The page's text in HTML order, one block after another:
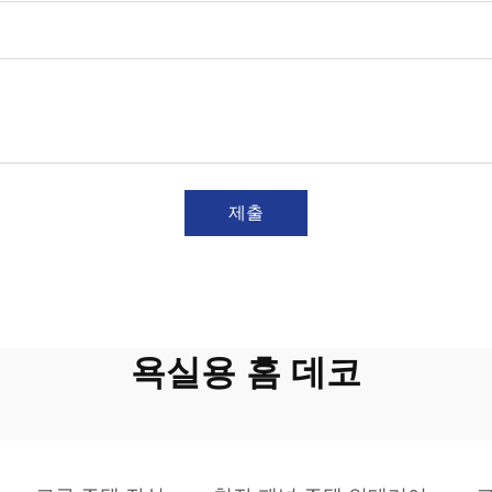
제출
욕실용 홈 데코